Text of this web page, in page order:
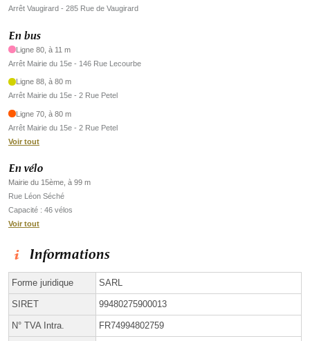
Arrêt Vaugirard - 285 Rue de Vaugirard
En bus
Ligne 80, à 11 m
Arrêt Mairie du 15e - 146 Rue Lecourbe
Ligne 88, à 80 m
Arrêt Mairie du 15e - 2 Rue Petel
Ligne 70, à 80 m
Arrêt Mairie du 15e - 2 Rue Petel
Voir tout
En vélo
Mairie du 15ème, à 99 m
Rue Léon Séché
Capacité : 46 vélos
Voir tout
Informations
Forme juridique SARL
SIRET 99480275900013
N° TVA Intra. FR74994802759